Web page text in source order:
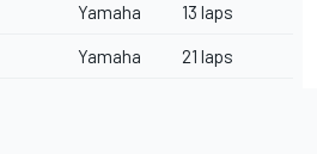
Yamaha 13 laps
Yamaha 21 laps